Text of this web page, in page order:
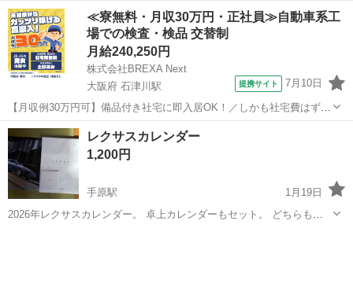
≪寮無料・月収30万円・正社員≫自動車系工
場での検査・検品 交替制
月給240,250円
株式会社BREXA Next
大阪府 石津川駅
提携サイト 7月10日
【月収例30万円可】備品付き社宅に即入居OK！／しかも社宅費はずっ
と無料♪／トラクタ本体の製造／資格経験不問★異業種からの転職活躍
中！／赴任旅費会社負担／工場まで無料送迎あり◎《大阪府堺市》 人
気の工場のお仕事 ◇トラクタ...
大阪 堺市 石津川駅 その他
レクサスカレンダー
1,200円
手原駅
1月19日
2026年レクサスカレンダー。 卓上カレンダーもセット。 どちらも未